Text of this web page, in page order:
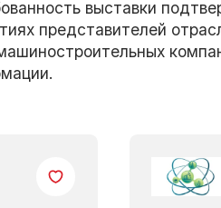
выставки
представителей